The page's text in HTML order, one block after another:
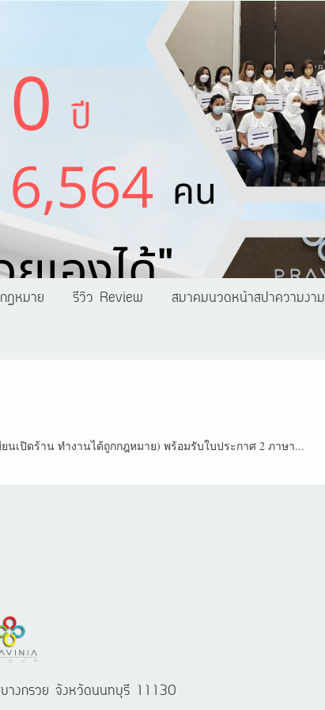
ฏหมาย รีวิว Review สมาคมนวดหน้าสปาความงาม
เปิดร้าน ทำงานได้ถูกกฎหมาย) พร้อมรับใบประกาศ 2 ภาษา...
างกรวย จังหวัดนนทบุรี 11130